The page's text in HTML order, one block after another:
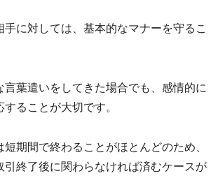
手に対しては、基本的なマナーを守るこ
言葉遣いをしてきた場合でも、感情的に
ることが大切です。
短期間で終わることがほとんどのため、
引終了後に関わらなければ済むケースが